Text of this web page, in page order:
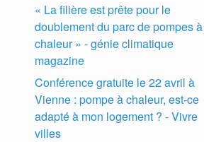
« La filière est prête pour le
doublement du parc de pompes à
chaleur » - génie climatique
magazine
Conférence gratuite le 22 avril à
Vienne : pompe à chaleur, est-ce
adapté à mon logement ? - Vivre
villes